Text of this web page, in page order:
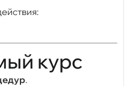
курс
.